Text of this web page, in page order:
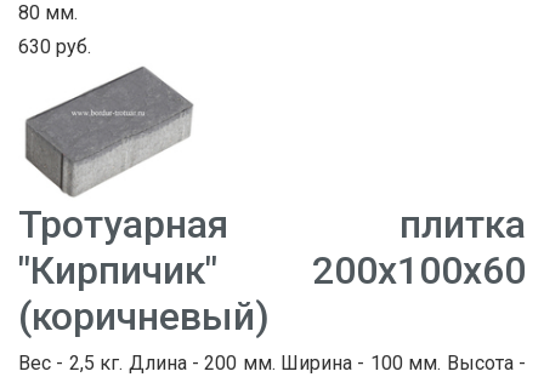
80 мм.
630 руб.
Тротуарная плитка
"Кирпичик" 200х100х60
(коричневый)
Вес - 2,5 кг. Длина - 200 мм. Ширина - 100 мм. Высота -